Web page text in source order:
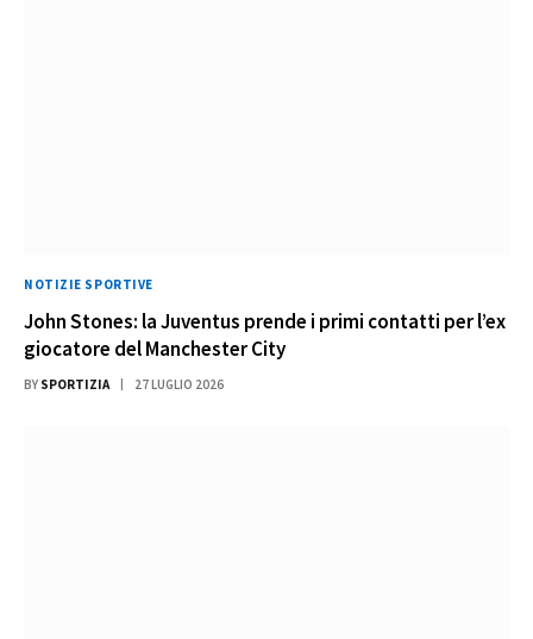
NOTIZIE SPORTIVE
John Stones: la Juventus prende i primi contatti per l’ex
giocatore del Manchester City
BY SPORTIZIA 27 LUGLIO 2026